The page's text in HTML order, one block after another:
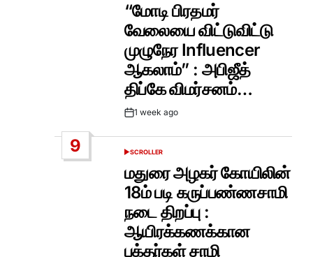
“மோடி பிரதமர்
வேலையை விட்டுவிட்டு
முழுநேர Influencer
ஆகலாம்” : அபிஜீத்
திப்கே விமர்சனம்…
Post1 week ago
9
POSTED
SCROLLER
மதுரை அழகர் கோயிலின்
18ம் படி கருப்பண்ணசாமி
நடை திறப்பு :
ஆயிரக்கணக்கான
பக்தர்கள் சாமி